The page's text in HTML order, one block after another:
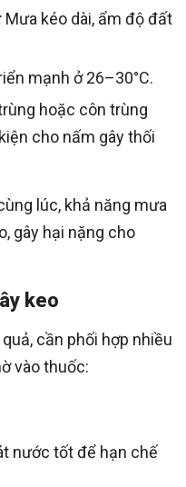
Mưa kéo dài, ẩm độ đất
mạnh ở 26–30°C.
hoặc côn trùng
cho nấm gây thối
lúc, khả năng mưa
gây hại nặng cho
keo
cần phối hợp nhiều
vào thuốc:
nước tốt để hạn chế